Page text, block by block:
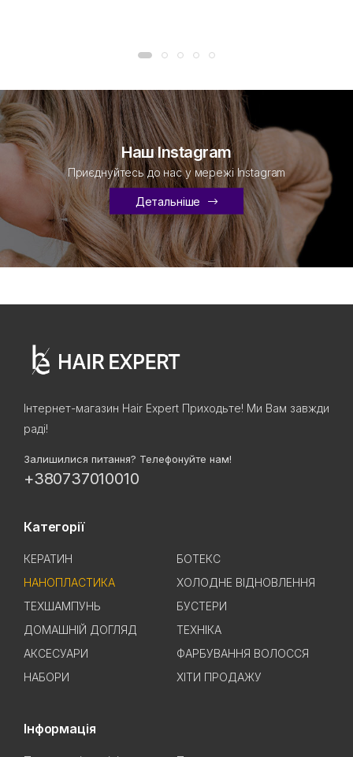
Наш Instagram
Приєднуйтесь до нас у мережі Instagram
Детальніше
Інтернет-магазин Hair Expert Приходьте! Ми Вам завжди
раді!
Залишилися питання? Телефонуйте нам!
+380737010010
Категорії
КЕРАТИН
БОТЕКС
НАНОПЛАСТИКА
ХОЛОДНЕ ВІДНОВЛЕННЯ
ТЕХШАМПУНЬ
БУСТЕРИ
ДОМАШНІЙ ДОГЛЯД
ТЕХНІКА
АКСЕСУАРИ
ФАРБУВАННЯ ВОЛОССЯ
НАБОРИ
ХІТИ ПРОДАЖУ
Інформація